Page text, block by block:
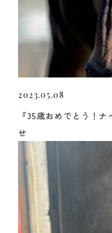
2023.05.08
『35歳おめでとう！
せ